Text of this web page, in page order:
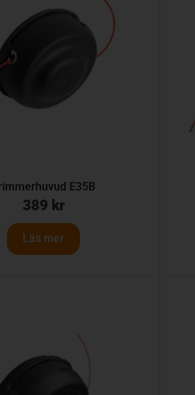
E35B
389 kr
Läs mer